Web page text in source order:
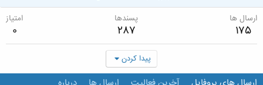
ارسال ها
175
پسندها
287
امتیاز
0
پیدا کردن